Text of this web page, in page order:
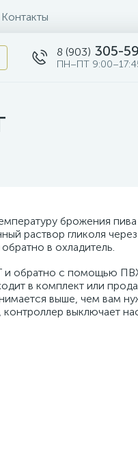
Контакты
8 (903) 305-
ПН–ПТ
брожения
раствор гликоля
в охладитель.
и обратно с помощью
в комплект или
выше, чем вам
выключает